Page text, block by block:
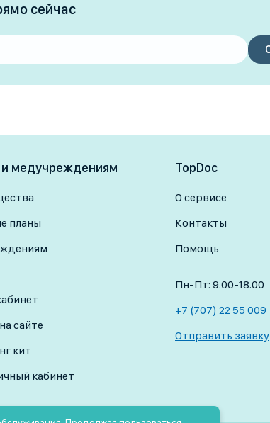
сейчас
медучреждениям
планы
сайте
кит
кабинет
TopDoc
О сервисе
Контакты
Помощь
Пн-Пт: 9.00-18.00
+7 (707) 22 55 009
Отправить заявку